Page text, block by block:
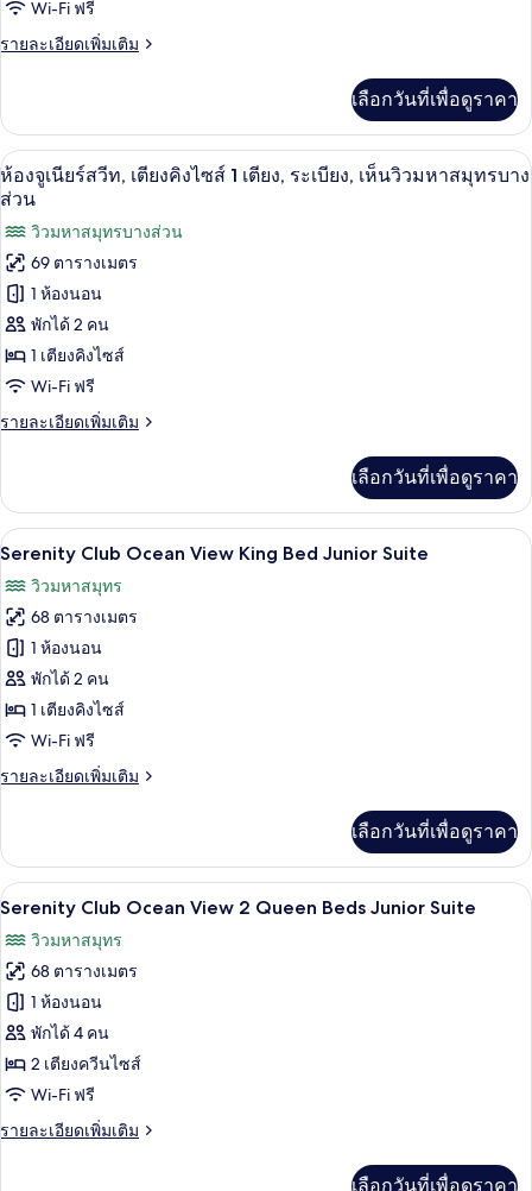
Club
Front)
Partial
Wi-Fi ฟรี
รายละเอียดเพิ่มเติม
ราย
เกี่ยว
กับ
Pure
Wellness
Suite
Partial
Ocean
View
เลือกวันที่เพื่อดูราคา
เปิด
ภาพถ่าย
ทั้งหมด
ของ
ห้อง
จู
เนียร์
ไซส์
1
ระเบียง,
เห็น
วิว
มหาสมุทร
บาง
ส่วน
เครื่องนอนระดับพรีเมียม, เตียงพร้อม
3
ห้องจูเนียร์สวีท, เตียงคิงไซส์ 1 เตียง, ระเบียง, เห็นวิวมหาสมุทรบาง
ส่วน
วิวมหาสมุทรบางส่วน
69 ตารางเมตร
1 ห้องนอน
พักได้ 2 คน
1 เตียงคิงไซส์
Wi-Fi ฟรี
รายละเอียดเพิ่มเติม
ราย
เกี่ยว
กับ
ห้อง
เนียร์
สวี
ท,
เตียง
คิง
ไซส์
เตียง,
เห็น
บาง
ส่วน
เลือกวันที่เพื่อดูราคา
เปิด
ภาพถ่าย
ทั้งหมด
ของ
Serenity
Club
Ocean
King
Suite
เครื่องนอนระดับพรีเมียม, เตียงพร้อม
5
Serenity Club Ocean View King Bed Junior Suite
วิวมหาสมุทร
68 ตารางเมตร
1 ห้องนอน
พักได้ 2 คน
1 เตียงคิงไซส์
Wi-Fi ฟรี
รายละเอียดเพิ่มเติม
ราย
เกี่ยว
กับ
Serenity
Ocean
View
King
Bed
Junior
Suite
เลือกวันที่เพื่อดูราคา
เปิด
ภาพถ่าย
ทั้งหมด
ของ
Serenity
Club
Ocean
2
เครื่องนอนระดับพรีเมียม, เตียงพร้อม
6
Serenity Club Ocean View 2 Queen Beds Junior Suite
วิวมหาสมุทร
68 ตารางเมตร
1 ห้องนอน
พักได้ 4 คน
2 เตียงควีนไซส์
Wi-Fi ฟรี
รายละเอียดเพิ่มเติม
ราย
เลือกวันที่เพื่อดูราคา